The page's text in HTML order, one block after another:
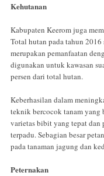
Kehutanan
Kabupaten Keerom juga
Total hutan pada tahun
merupakan pemanfaatan
digunakan untuk kawasan
persen dari total hutan.
Keberhasilan dalam
teknik bercocok tanam
varietas bibit yang tepat dan
terpadu. Sebagian besar
pada tanaman jagung dan
Peternakan